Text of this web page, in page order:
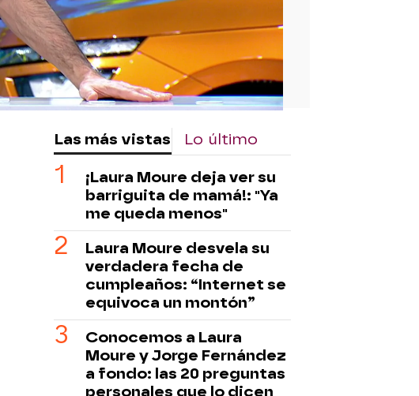
Las más vistas Lo último
¡Laura Moure deja ver su
barriguita de mamá!: "Ya
me queda menos"
Laura Moure desvela su
verdadera fecha de
cumpleaños: “Internet se
equivoca un montón”
Conocemos a Laura
Moure y Jorge Fernández
a fondo: las 20 preguntas
personales que lo dicen